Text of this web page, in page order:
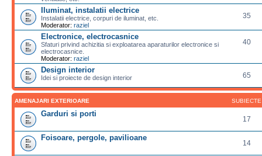
Iluminat, instalatii electrice
Instalatii electrice, corpuri de iluminat, etc.
Moderator: raziel
35
Electronice, electrocasnice
Sfaturi privind achizitia si exploatarea aparaturilor electronice si
electrocasnice.
Moderator: raziel
40
Design interior
Idei si proiecte de design interior 65
AMENAJARI EXTERIOARE SUBIECTE
Garduri si porti
17
Foisoare, pergole, pavilioane
14